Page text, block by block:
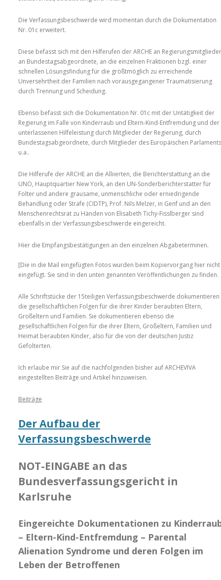
Die Verfassungsbeschwerde wird momentan durch die Dokumentation
Nr. 01c erweitert.
Diese befasst sich mit den Hilferufen der ARCHE an
an Bundestagsabgeordnete, an die einzelnen Fraktionen bzgl. einer
schnellen Lösungsfindung für die größtmöglich zu erreichende
Unversehrtheit der Familien nach vorausgegangener Traumatisierung
durch Trennung und Scheidung.
Ebenso befasst sich die Dokumentation Nr. 01c mit der Untätigkeit der
Regierung im Falle von Kinderraub und Eltern-Kind-Entfremdung und der
unterlassenen Hilfeleistung durch Mitglieder der Regierung, durch
Bundestagsabgeordnete, durch Mitglieder des Europäischen Parlaments
u.a..
Die Hilferufe der ARCHE an die Alliierten, die Berichterstattung an die
UNO, Hauptquartier New York, an den UN-Sonderberichterstatter für
Folter und andere grausame, unmenschliche oder erniedrigende
Behandlung oder Strafe (CIDTP), Prof. Nils Melzer, in Genf und an den
Menschenrechtsrat zu Händen von ‎Elisabeth Tichy-Fisslberger‎ sind
ebenfalls in der Verfassungsbeschwerde eingereicht.
Hier die Empfangsbestätigungen an den einzelnen Abgabeterminen.
[Die in die Mail eingefügten Fotos wurden beim Kopiervorgang hier nicht
eingefügt. Sie sind in den unten genannten Veröffentlichungen zu
Alle Schriftstücke der 15teiligen Verfassungsbeschwerde dokumentieren
die gesellschaftlichen Folgen für die ihrer Kinder beraubten Eltern,
Großeltern und Familien. Sie dokumentieren ebenso die
gesellschaftlichen Folgen für die ihrer Eltern, Großeltern, Familien und
Heimat beraubten Kinder, also für die von der deutschen Justiz
Gefolterten.
Ich erlaube mir Sie auf die nachfolgenden bisher auf ARCHEVIVA
eingestellten Beiträge und Artikel hinzuweisen.
Beiträge
Der Aufbau der
Verfassungsbeschwerde
NOT-EINGABE an das
Bundesverfassungsgericht in
Karlsruhe
Eingereichte Dokumentationen zu
– Eltern-Kind-Entfremdung – Parental
Alienation Syndrome und deren Folgen im
Leben der Betroffenen